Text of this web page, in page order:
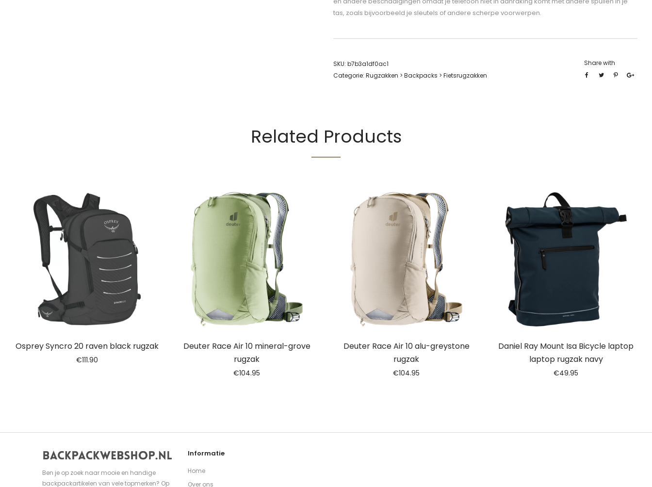
tas, zoals bijvoorbeeld je sleutels of andere scherpe voorwerpen.
SKU: b7b3a1df0ac1
Categorie: Rugzakken > Backpacks > Fietsrugzakken
Share with
Related Products
Osprey Syncro 20 raven black rugzak
€111.90
Deuter Race Air 10 mineral-grove
rugzak
€104.95
Deuter Race Air 10 alu-greystone
rugzak
€104.95
Daniel Ray Mount Isa Bicycle laptop
laptop rugzak navy
€49.95
Ben je op zoek naar mooie en handige
backpackartikelen van vele topmerken? Op
Informatie
Home
Over ons